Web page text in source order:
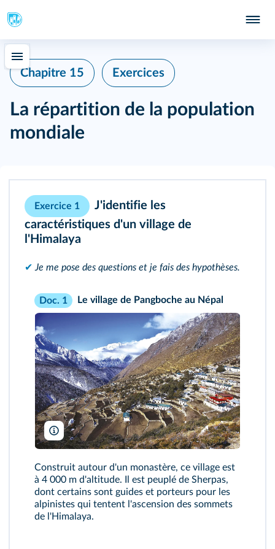
Chapitre 15 Exercices
La répartition de la population
mondiale
Exercice 1
J'identifie les
caractéristiques d'un village de
l'Himalaya
✔ Je me pose des questions et je fais des hypothèses.
Doc. 1 Le village de Pangboche au Népal
Sandeepa and Chetan/Flickr
Construit autour d'un monastère, ce village est
à 4 000 m d'altitude. Il est peuplé de Sherpas,
dont certains sont guides et porteurs pour les
alpinistes qui tentent l'ascension des sommets
de l'Himalaya.